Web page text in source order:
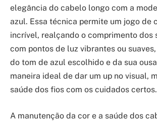
elegância do cabelo longo com a
azul. Essa técnica permite um jogo de
incrível, realçando o comprimento dos
com pontos de luz vibrantes ou
do tom de azul escolhido e da sua
maneira ideal de dar um up no visual,
saúde dos fios com os cuidados certos.
A manutenção da cor e a saúde dos